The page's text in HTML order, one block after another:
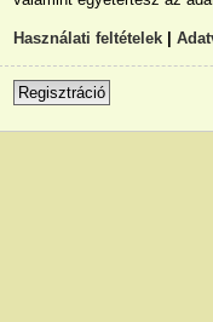
Használati feltételek|
Regisztráció